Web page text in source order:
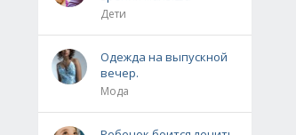
Дети
Одежда на выпускной
вечер.
Мода